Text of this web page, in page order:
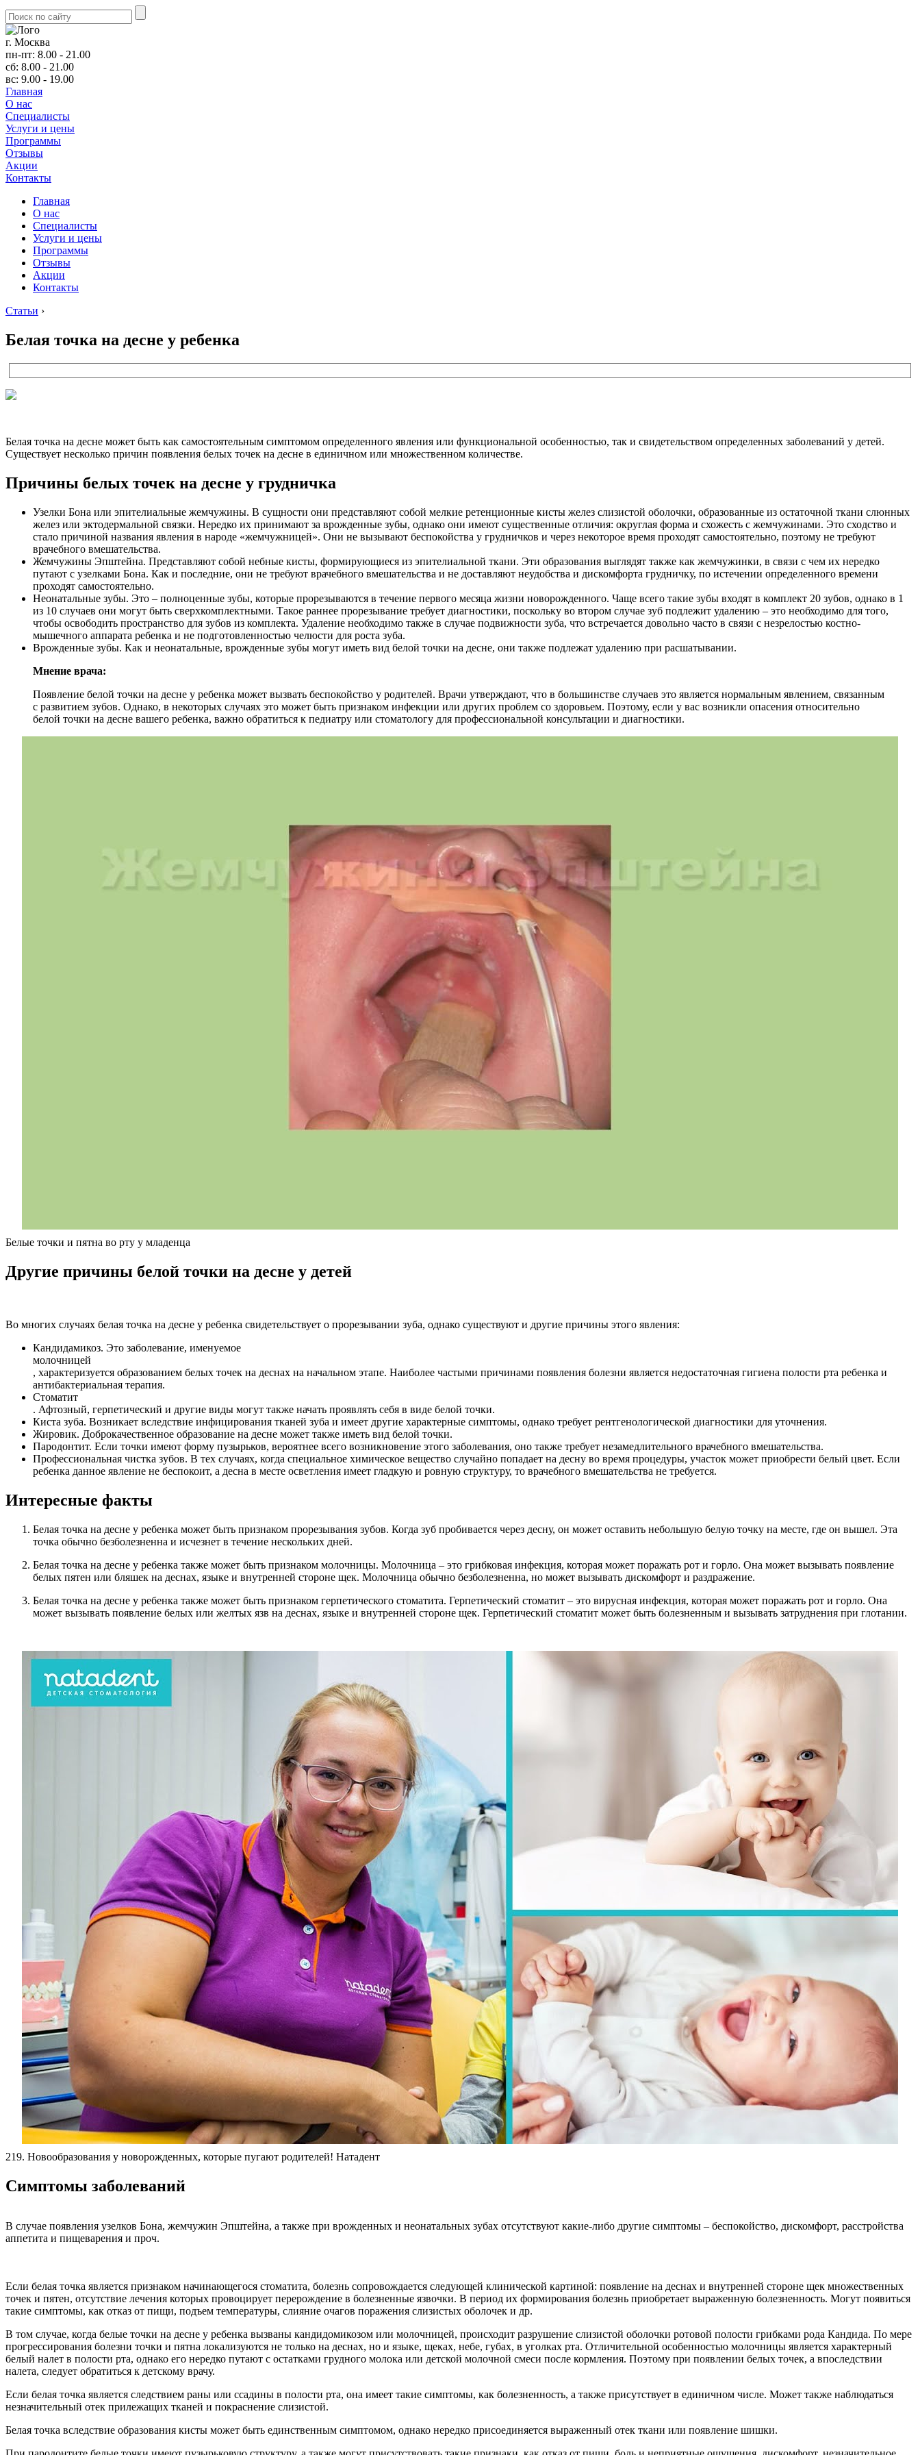
г. Москва
пн-пт: 8.00 - 21.00
сб: 8.00 - 21.00
вс: 9.00 - 19.00
Главная
О нас
Cпециалисты
Услуги и цены
Программы
Отзывы
Акции
Контакты
Главная
О нас
Cпециалисты
Услуги и цены
Программы
Отзывы
Акции
Контакты
Статьи ›
Белая точка на десне у ребенка
Белая точка на десне может быть как самостоятельным симптомом определенного явления или функциональной особенностью, так и свидетельством определенных заболеваний у детей.
Существует несколько причин появления белых точек на десне в единичном или множественном количестве.
Причины белых точек на десне у грудничка
Узелки Бона или эпителиальные жемчужины. В сущности они представляют собой мелкие ретенционные кисты желез слизистой оболочки, образованные из остаточной ткани слюнных
желез или эктодермальной связки. Нередко их принимают за врожденные зубы, однако они имеют существенные отличия: округлая форма и схожесть с жемчужинами. Это сходство и
стало причиной названия явления в народе «жемчужницей». Они не вызывают беспокойства у грудничков и через некоторое время проходят самостоятельно, поэтому не требуют
врачебного вмешательства.
Жемчужины Эпштейна. Представляют собой небные кисты, формирующиеся из эпителиальной ткани. Эти образования выглядят также как жемчужинки, в связи с чем их нередко
путают с узелками Бона. Как и последние, они не требуют врачебного вмешательства и не доставляют неудобства и дискомфорта грудничку, по истечении определенного времени
проходят самостоятельно.
Неонатальные зубы. Это – полноценные зубы, которые прорезываются в течение первого месяца жизни новорожденного. Чаще всего такие зубы входят в комплект 20 зубов, однако в 1
из 10 случаев они могут быть сверхкомплектными. Такое раннее прорезывание требует диагностики, поскольку во втором случае зуб подлежит удалению – это необходимо для того,
чтобы освободить пространство для зубов из комплекта. Удаление необходимо также в случае подвижности зуба, что встречается довольно часто в связи с незрелостью костно-
мышечного аппарата ребенка и не подготовленностью челюсти для роста зуба.
Врожденные зубы. Как и неонатальные, врожденные зубы могут иметь вид белой точки на десне, они также подлежат удалению при расшатывании.
Мнение врача:
Появление белой точки на десне у ребенка может вызвать беспокойство у родителей. Врачи утверждают, что в большинстве случаев это является нормальным явлением, связанным
с развитием зубов. Однако, в некоторых случаях это может быть признаком инфекции или других проблем со здоровьем. Поэтому, если у вас возникли опасения относительно
белой точки на десне вашего ребенка, важно обратиться к педиатру или стоматологу для профессиональной консультации и диагностики.
Белые точки и пятна во рту у младенца
Другие причины белой точки на десне у детей
Во многих случаях белая точка на десне у ребенка свидетельствует о прорезывании зуба, однако существуют и другие причины этого явления:
Кандидамикоз. Это заболевание, именуемое
молочницей
, характеризуется образованием белых точек на деснах на начальном этапе. Наиболее частыми причинами появления болезни является недостаточная гигиена полости рта ребенка и
антибактериальная терапия.
Стоматит
. Афтозный, герпетический и другие виды могут также начать проявлять себя в виде белой точки.
Киста зуба. Возникает вследствие инфицирования тканей зуба и имеет другие характерные симптомы, однако требует рентгенологической диагностики для уточнения.
Жировик. Доброкачественное образование на десне может также иметь вид белой точки.
Пародонтит. Если точки имеют форму пузырьков, вероятнее всего возникновение этого заболевания, оно также требует незамедлительного врачебного вмешательства.
Профессиональная чистка зубов. В тех случаях, когда специальное химическое вещество случайно попадает на десну во время процедуры, участок может приобрести белый цвет. Если
ребенка данное явление не беспокоит, а десна в месте осветления имеет гладкую и ровную структуру, то врачебного вмешательства не требуется.
Интересные факты
Белая точка на десне у ребенка может быть признаком прорезывания зубов. Когда зуб пробивается через десну, он может оставить небольшую белую точку на месте, где он вышел. Эта
точка обычно безболезненна и исчезнет в течение нескольких дней.
Белая точка на десне у ребенка также может быть признаком молочницы. Молочница – это грибковая инфекция, которая может поражать рот и горло. Она может вызывать появление
белых пятен или бляшек на деснах, языке и внутренней стороне щек. Молочница обычно безболезненна, но может вызывать дискомфорт и раздражение.
Белая точка на десне у ребенка также может быть признаком герпетического стоматита. Герпетический стоматит – это вирусная инфекция, которая может поражать рот и горло. Она
может вызывать появление белых или желтых язв на деснах, языке и внутренней стороне щек. Герпетический стоматит может быть болезненным и вызывать затруднения при глотании.
219. Новообразования у новорожденных, которые пугают родителей! Натадент
Симптомы заболеваний
В случае появления узелков Бона, жемчужин Эпштейна, а также при врожденных и неонатальных зубах отсутствуют какие-либо другие симптомы – беспокойство, дискомфорт, расстройства
аппетита и пищеварения и проч.
Если белая точка является признаком начинающегося стоматита, болезнь сопровождается следующей клинической картиной: появление на деснах и внутренней стороне щек множественных
точек и пятен, отсутствие лечения которых провоцирует перерождение в болезненные язвочки. В период их формирования болезнь приобретает выраженную болезненность. Могут появиться
такие симптомы, как отказ от пищи, подъем температуры, слияние очагов поражения слизистых оболочек и др.
В том случае, когда белые точки на десне у ребенка вызваны кандидомикозом или молочницей, происходит разрушение слизистой оболочки ротовой полости грибками рода Кандида. По мере
прогрессирования болезни точки и пятна локализуются не только на деснах, но и языке, щеках, небе, губах, в уголках рта. Отличительной особенностью молочницы является характерный
белый налет в полости рта, однако его нередко путают с остатками грудного молока или детской молочной смеси после кормления. Поэтому при появлении белых точек, а впоследствии
налета, следует обратиться к детскому врачу.
Если белая точка является следствием раны или ссадины в полости рта, она имеет такие симптомы, как болезненность, а также присутствует в единичном числе. Может также наблюдаться
незначительный отек прилежащих тканей и покраснение слизистой.
Белая точка вследствие образования кисты может быть единственным симптомом, однако нередко присоединяется выраженный отек ткани или появление шишки.